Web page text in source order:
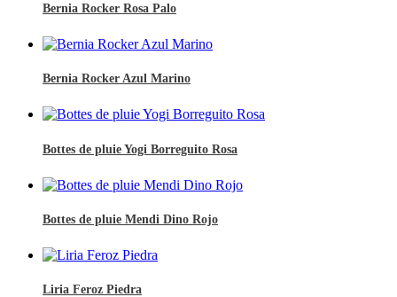
Bernia Rocker Rosa Palo
Bernia Rocker Azul Marino
Bottes de pluie Yogi Borreguito Rosa
Bottes de pluie Mendi Dino Rojo
Liria Feroz Piedra